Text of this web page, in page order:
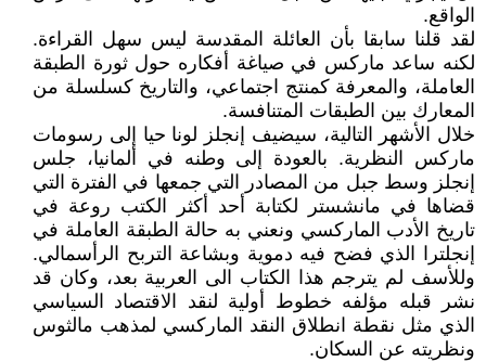
الواقع.
لقد قلنا سابقا بأن العائلة المقدسة ليس سهل القراءة.
لكنه ساعد ماركس في صياغة أفكاره حول ثورة الطبقة
العاملة، والمعرفة كمنتج اجتماعي، والتاريخ كسلسلة من
المعارك بين الطبقات المتنافسة.
خلال الأشهر التالية، سيضيف إنجلز لونا حيا إلى رسومات
ماركس النظرية. بالعودة إلى وطنه في ألمانيا، جلس
إنجلز وسط جبل من المصادر التي جمعها في الفترة التي
قضاها في مانشستر لكتابة أحد أكثر الكتب روعة في
تاريخ الأدب الماركسي ونعني به حالة الطبقة العاملة في
إنجلترا الذي فضح فيه دموية وبشاعة التربح الرأسمالي.
وللأسف لم يترجم هذا الكتاب الى العربية بعد، وكان قد
نشر قبله مؤلفه خطوط أولية لنقد الاقتصاد السياسي
الذي مثل نقطة انطلاق النقد الماركسي لمذهب مالثوس
ونظريته عن السكان.